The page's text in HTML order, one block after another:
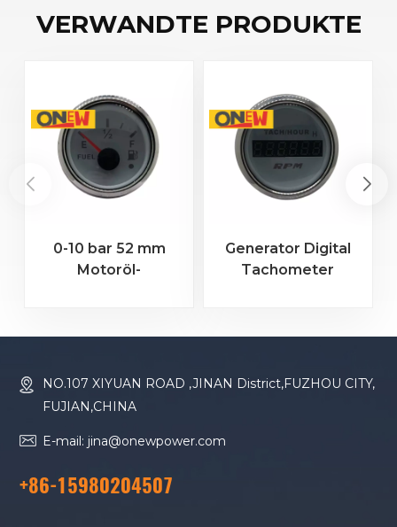
VERWANDTE PRODUKTE
0-10 bar 52 mm
Motoröl-
Füllstandsanzeige
Generator Digital
Tachometer
Hour Counter for
NO.107 XIYUAN ROAD ,JINAN District,FUZHOU CITY,
FUJIAN,CHINA
E-mail: jina@onewpower.com
+86-15980204507